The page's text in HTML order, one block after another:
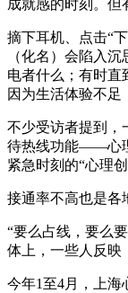
成就感的时刻。但
摘下耳机、点击“
（化名）会陷入
电者什么；有时直
因为生活体验不
不少受访者提到，
待热线功能——心
紧急时刻的“心理创
接通率不高也是各
“要么占线，要么
体上，一些人反映
今年1至4月，上海